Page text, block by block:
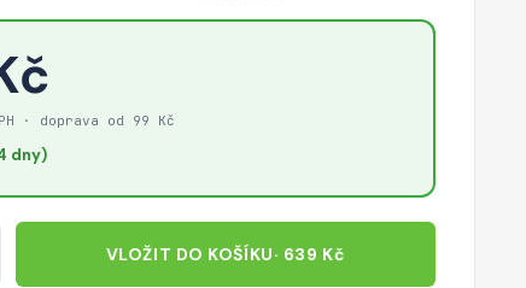
· doprava od 99 Kč
dny)
VLOŽIT DO KOŠÍKU· 639 Kč